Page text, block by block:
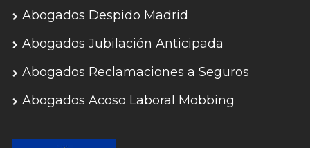
Abogados Despido Madrid
Abogados Jubilación Anticipada
Abogados Reclamaciones a Seguros
Abogados Acoso Laboral Mobbing